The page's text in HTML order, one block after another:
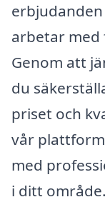
arbetar med
Genom att
du
priset och
vår
med
i ditt område.